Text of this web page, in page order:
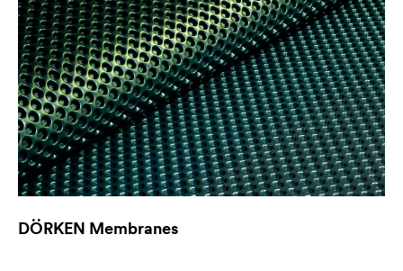
DÖRKEN Membranes